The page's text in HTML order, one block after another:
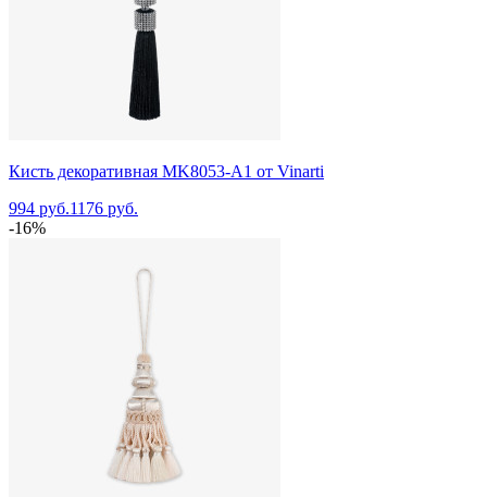
Кисть декоративная MK8053-A1 от Vinarti
994 руб.1176 руб.
-16%